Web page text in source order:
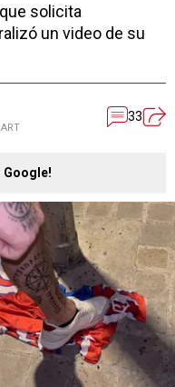
solicita
un video de su
33
Google!